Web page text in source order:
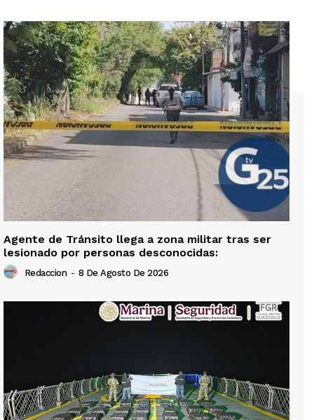
Agente de Tránsito llega a zona militar tras ser
lesionado por personas desconocidas:
Redaccion - 8 De Agosto De 2026